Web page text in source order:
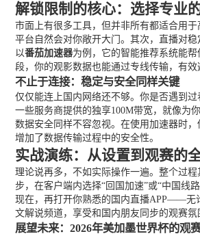
解锁限制的核心：选择专业
市面上有很多工具，但并非所有都适合用
平台自然会对你敞开大门。其次，直播对
以番茄加速器为例，它的智能推荐系统能
段，你的观影数据也能通过专线传输，有
不止于连接：稳定与安全同样关键
仅仅能连上国内网络还不够。你是否遇到
一些服务商提供的独享100M带宽，就像为
数据安全同样不容忽视。在使用加速器时
增加了数据传输过程中的安全性。
实战演练：从设置到观赛的
理论说再多，不如实际操作一遍。整个过
步，在客户端内选择“回国加速”或“中国线
现在，再打开你熟悉的国内直播APP——无
文解说频道，享受和国内朋友同步的观赛氛
展望未来：2026年美加墨世界杯的观